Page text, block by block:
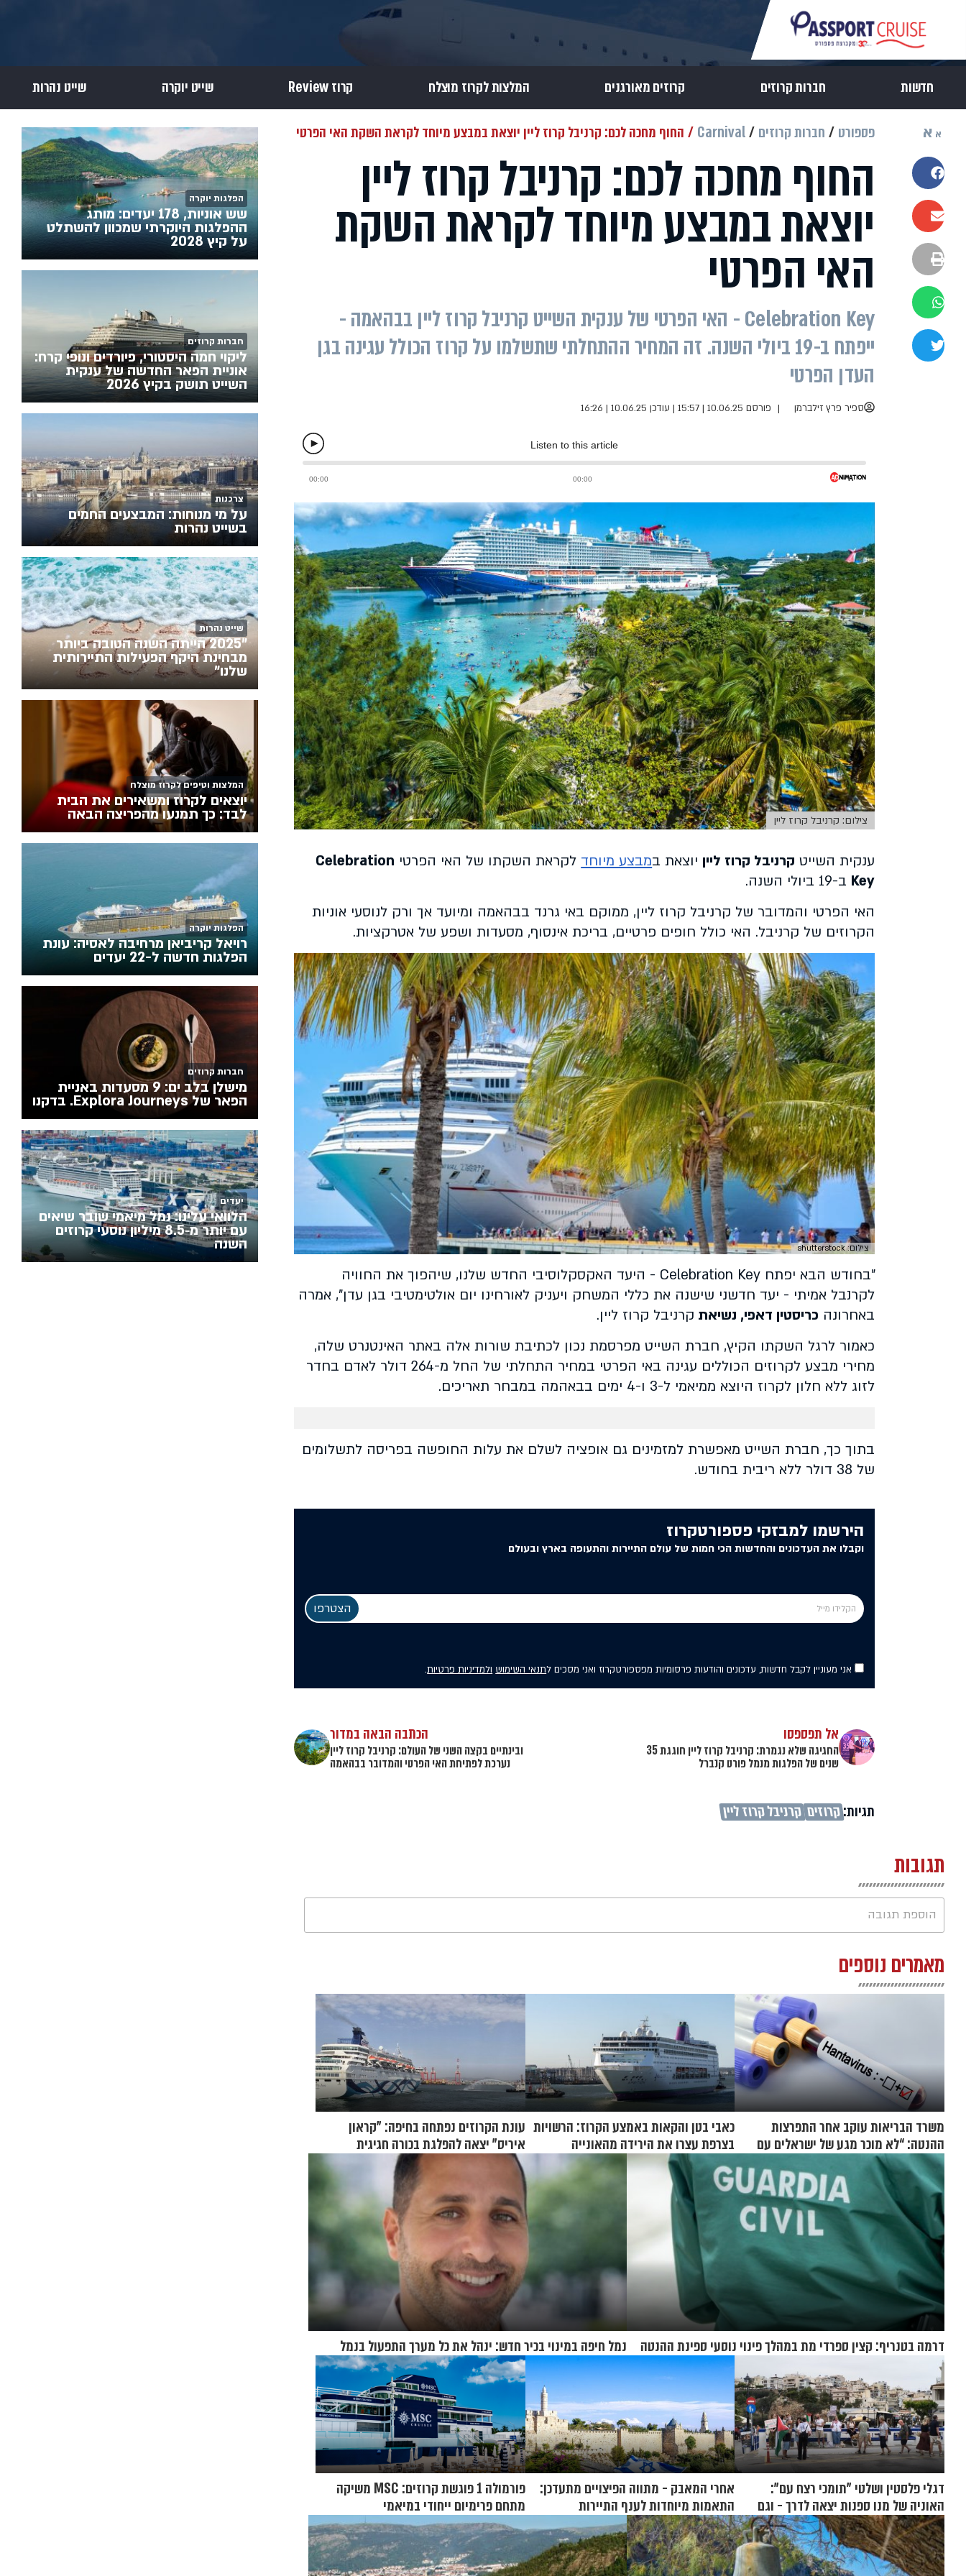
חדשות חברות קרוזים קרוזים מאורגנים המלצות לקרוז מוצלח קרוז Review שייט יוקרה שייט נהרות
א א
שתפו בפייסבוק
שתפו במייל
הדפסה
שתפו בוואטסאפ
שתפו בטוויטר
פספורט חברות קרוזים Carnival החוף מחכה לכם: קרניבל קרוז ליין יוצאת במבצע מיוחד לקראת השקת האי הפרטי
החוף מחכה לכם: קרניבל קרוז ליין
יוצאת במבצע מיוחד לקראת השקת
האי הפרטי
Celebration Key - האי הפרטי של ענקית השייט קרניבל קרוז ליין בבהאמה -
ייפתח ב-19 ביולי השנה. זה המחיר ההתחלתי שתשלמו על קרוז הכולל עגינה בגן
העדן הפרטי
ספיר פרץ זילברמן פורסם 10.06.25 | 15:57 | עודכן 10.06.25 | 16:26
צילום: קרניבל קרוז ליין
ענקית השייט קרניבל קרוז ליין יוצאת במבצע מיוחד לקראת השקתו של האי הפרטי Celebration
Key ב-19 ביולי השנה.
האי הפרטי והמדובר של קרניבל קרוז ליין, ממוקם באי גרנד בבהאמה ומיועד אך ורק לנוסעי אוניות
הקרוזים של קרניבל. האי כולל חופים פרטיים, בריכת אינסוף, מסעדות ושפע של אטרקציות.
צילום: shutterstock
"בחודש הבא יפתח Celebration Key - היעד האקסקלוסיבי החדש שלנו, שיהפוך את החוויה
לקרנבל אמיתי - יעד חדשני שישנה את כללי המשחק ויעניק לאורחינו יום אולטימטיבי בגן עדן", אמרה
באחרונה כריסטין דאפי, נשיאת קרניבל קרוז ליין.
כאמור לרגל השקתו הקיץ, חברת השייט מפרסמת נכון לכתיבת שורות אלה באתר האינטנרט שלה,
מחירי מבצע לקרוזים הכוללים עגינה באי הפרטי במחיר התחלתי של החל מ-264 דולר לאדם בחדר
לזוג ללא חלון לקרוז היוצא ממיאמי ל-3 ו-4 ימים בבאהמה במבחר תאריכים.
בתוך כך, חברת השייט מאפשרת למזמינים גם אופציה לשלם את עלות החופשה בפריסה לתשלומים
של 38 דולר ללא ריבית בחודש.
הירשמו למבזקי פספורטקרוז
וקבלו את העדכונים והחדשות הכי חמות של עולם התיירות והתעופה בארץ ובעולם
אני מעוניין לקבל חדשות, עדכונים והודעות פרסומיות מפספורטקרוז ואני מסכים לתנאי השימוש ולמדיניות פרטיות.
אל תפספסו
החגיגה שלא נגמרת: קרניבל קרוז ליין חוגגת 35
שנים של הפלגות מנמל פורט קנברל
הכתבה הבאה במדור
ובינתיים בקצה השני של העולם: קרניבל קרוז ליין
נערכת לפתיחת האי הפרטי והמדובר בבהאמה
תגיות:קרוזים קרניבל קרוז ליין
תגובות
הוספת תגובה
מאמרים נוספים
משרד הבריאות עוקב אחר התפרצות
ההנטה: “לא מוכר מגע של ישראלים עם
החולים”
כאבי בטן והקאות באמצע הקרוז: הרשויות
בצרפת עצרו את הירידה מהאונייה
עונת הקרוזים נפתחה בחיפה: "קראון
איריס" יצאה להפלגת בכורה חגיגית
דרמה בטנריף: קצין ספרדי מת במהלך פינוי נוסעי ספינת ההנטה נמל חיפה במינוי בכיר חדש: ינהל את כל מערך התפעול בנמל
דגלי פלסטין ושלטי "תומכי רצח עם":
האוניה של מנו ספנות יצאה לדרך - וגם
המחאות
אחרי המאבק - מתווה הפיצויים מתעדכן:
התאמות מיוחדות לענף התיירות
פורמולה 1 פוגשת קרוזים: MSC משיקה
מתחם פרימיום ייחודי במיאמי
הפלגות יוקרה
שש אוניות, 178 יעדים: מותג
ההפלגות היוקרתי שמכוון להשתלט
על קיץ 2028
חברות קרוזים
ליקוי חמה היסטורי, פיורדים ונופי קרח:
אוניית הפאר החדשה של ענקית
השייט תושק בקיץ 2026
צרכנות
על מי מנוחות: המבצעים החמים
בשייט נהרות
שייט נהרות
"2025 הייתה השנה הטובה ביותר
מבחינת היקף הפעילות התיירותית
שלנו"
המלצות וטיפים לקרוז מוצלח
יוצאים לקרוז ומשאירים את הבית
לבד: כך תמנעו מהפריצה הבאה
הפלגות יוקרה
רויאל קריביאן מרחיבה לאסיה: עונת
הפלגות חדשה ל-22 יעדים
חברות קרוזים
מישלן בלב ים: 9 מסעדות באניית
הפאר של Explora Journeys. בדקנו
יעדים
הלוואי עלינו: נמל מיאמי שובר שיאים
עם יותר מ‑8.5 מיליון נוסעי קרוזים
השנה